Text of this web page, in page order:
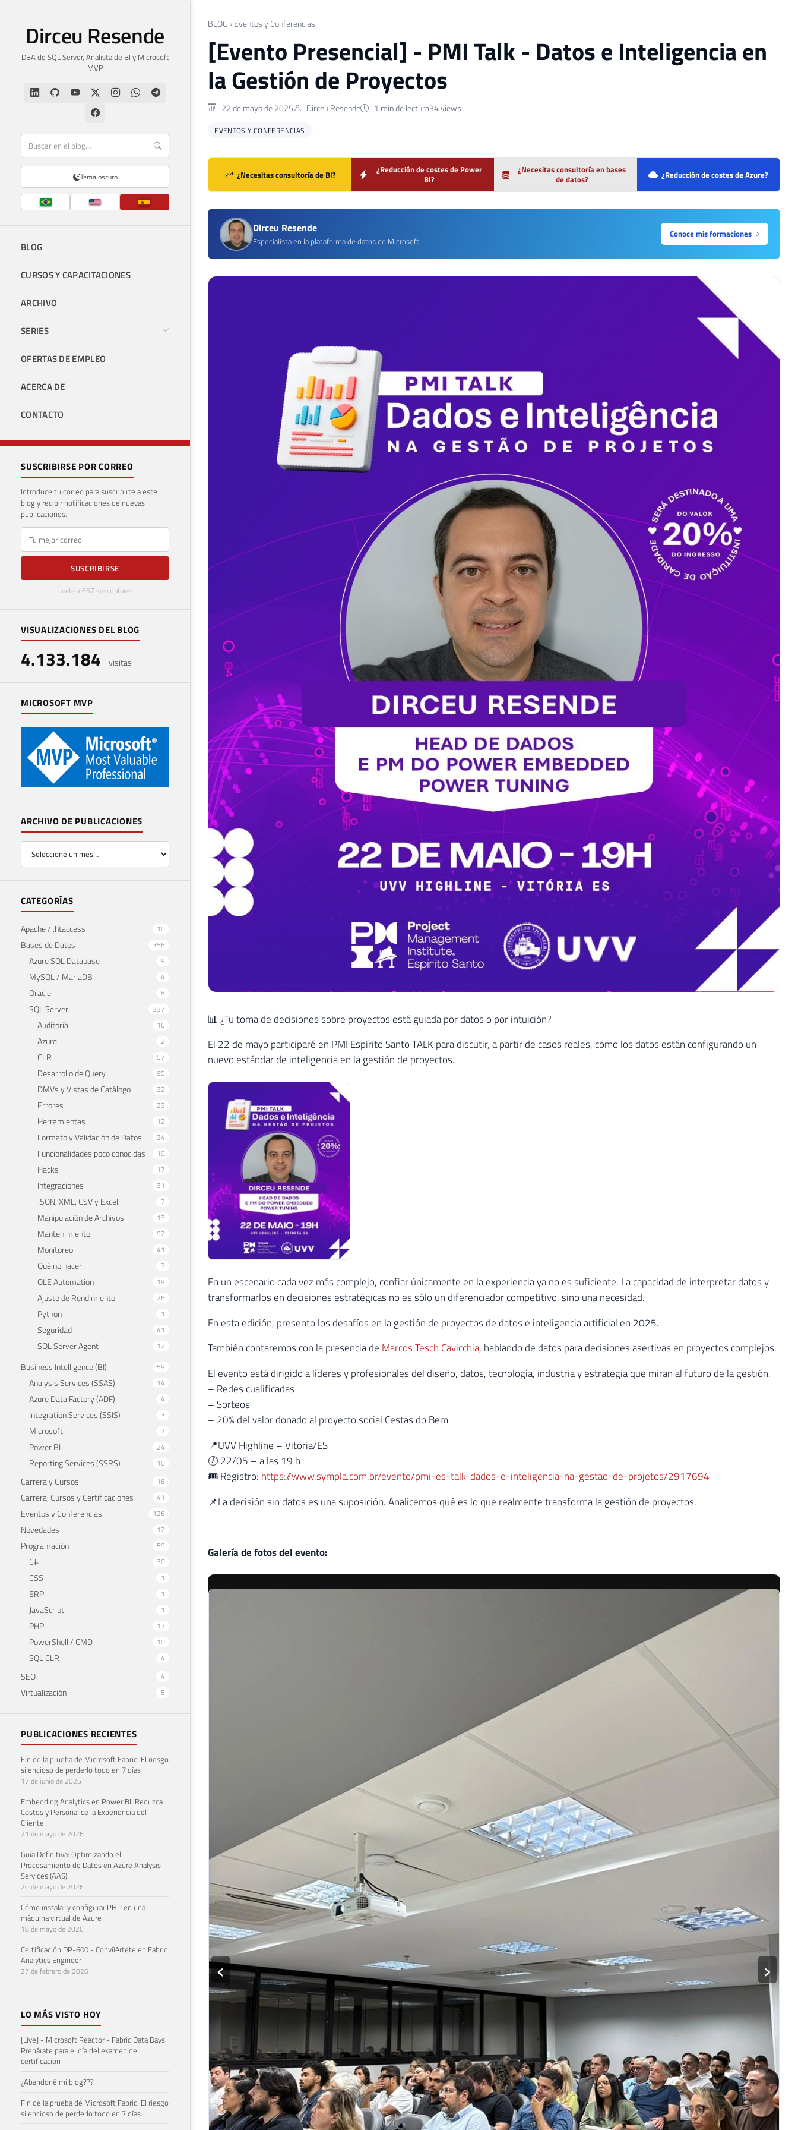
Dirceu Resende
DBA de SQL Server, Analista de BI y Microsoft
MVP
Tema oscuro
BLOG
CURSOS Y CAPACITACIONES
ARCHIVO
SERIES
OFERTAS DE EMPLEO
ACERCA DE
CONTACTO
SUSCRIBIRSE POR CORREO
Introduce tu correo para suscribirte a este
blog y recibir notificaciones de nuevas
publicaciones.
E-mail
SUSCRIBIRSE
Únete a 657 suscriptores
VISUALIZACIONES DEL BLOG
4.133.184 visitas
MICROSOFT MVP
ARCHIVO DE PUBLICACIONES
CATEGORÍAS
Apache / .htaccess 10
Bases de Datos 356
Azure SQL Database 9
MySQL / MariaDB 4
Oracle 8
SQL Server 337
Auditoría 16
Azure 2
CLR 57
Desarrollo de Query 95
DMVs y Vistas de Catálogo 32
Errores 23
Herramientas 12
Formato y Validación de Datos 24
Funcionalidades poco conocidas 19
Hacks 17
Integraciones 31
JSON, XML, CSV y Excel 7
Manipulación de Archivos 13
Mantenimiento 92
Monitoreo 41
Qué no hacer 7
OLE Automation 19
Ajuste de Rendimiento 26
Python 1
Seguridad 41
SQL Server Agent 12
Business Intelligence (BI) 59
Analysis Services (SSAS) 14
Azure Data Factory (ADF) 4
Integration Services (SSIS) 3
Microsoft 7
Power BI 24
Reporting Services (SSRS) 10
Carrera y Cursos 16
Carrera, Cursos y Certificaciones 41
Eventos y Conferencias 126
Novedades 12
Programación 59
C# 30
CSS 1
ERP 1
JavaScript 1
PHP 17
PowerShell / CMD 10
SQL CLR 4
SEO 4
Virtualización 5
PUBLICACIONES RECIENTES
Fin de la prueba de Microsoft Fabric: El riesgo
silencioso de perderlo todo en 7 días
17 de junio de 2026
Embedding Analytics en Power BI: Reduzca
Costos y Personalice la Experiencia del
Cliente
21 de mayo de 2026
Guía Definitiva: Optimizando el
Procesamiento de Datos en Azure Analysis
Services (AAS)
20 de mayo de 2026
Cómo instalar y configurar PHP en una
máquina virtual de Azure
18 de mayo de 2026
Certificación DP-600 - Convíiértete en Fabric
Analytics Engineer
27 de febrero de 2026
LO MÁS VISTO HOY
[Live] - Microsoft Reactor - Fabric Data Days:
Prepárate para el día del examen de
certificación
¿Abandoné mi blog???
Fin de la prueba de Microsoft Fabric: El riesgo
silencioso de perderlo todo en 7 días
BLOG › Eventos y Conferencias
[Evento Presencial] - PMI Talk - Datos e Inteligencia en
la Gestión de Proyectos
22 de mayo de 2025 Dirceu Resende 1 min de lectura34 views
EVENTOS Y CONFERENCIAS
¿Necesitas consultoría de BI?
¿Reducción de costes de Power
BI?
¿Necesitas consultoría en bases
de datos?
¿Reducción de costes de Azure?
Dirceu Resende
Especialista en la plataforma de datos de Microsoft
Conoce mis formaciones
📊 ¿Tu toma de decisiones sobre proyectos está guiada por datos o por intuición?
El 22 de mayo participaré en PMI Espírito Santo TALK para discutir, a partir de casos reales, cómo los datos están configurando un
nuevo estándar de inteligencia en la gestión de proyectos.
En un escenario cada vez más complejo, confiar únicamente en la experiencia ya no es suficiente. La capacidad de interpretar datos y
transformarlos en decisiones estratégicas no es sólo un diferenciador competitivo, sino una necesidad.
En esta edición, presento los desafíos en la gestión de proyectos de datos e inteligencia artificial en 2025.
También contaremos con la presencia de Marcos Tesch Cavicchia, hablando de datos para decisiones asertivas en proyectos complejos.
El evento está dirigido a líderes y profesionales del diseño, datos, tecnología, industria y estrategia que miran al futuro de la gestión.
– Redes cualificadas
– Sorteos
– 20% del valor donado al proyecto social Cestas do Bem
📍UVV Highline – Vitória/ES
🕖 22/05 – a las 19 h
🎟 Registro: https://www.sympla.com.br/evento/pmi-es-talk-dados-e-inteligencia-na-gestao-de-projetos/2917694
📌La decisión sin datos es una suposición. Analicemos qué es lo que realmente transforma la gestión de proyectos.
Galería de fotos del evento:
por la invitación y felicitar a todos en la organización por el excelente evento, que además de muy rico
contenido, también fomentó un excelente networking.
Dirceu Resende
Arquitecto de Bases de Datos y BI · Microsoft MVP · MCSE, MCSA, MCT, MTA, MCP
WhatsApp Telegram
← ANTERIOR
[PowerLive] - Power CLR: APIs, archivos y MUCHO más directo en
SQL Server
SIGUIENTE →
[Live] - Canal dotNET - Consejos de Bases de Datos para
Desarrolladores #09: Novedades de SQL Server 2025
Comentarios (0)
Inicia sesión para comentar: